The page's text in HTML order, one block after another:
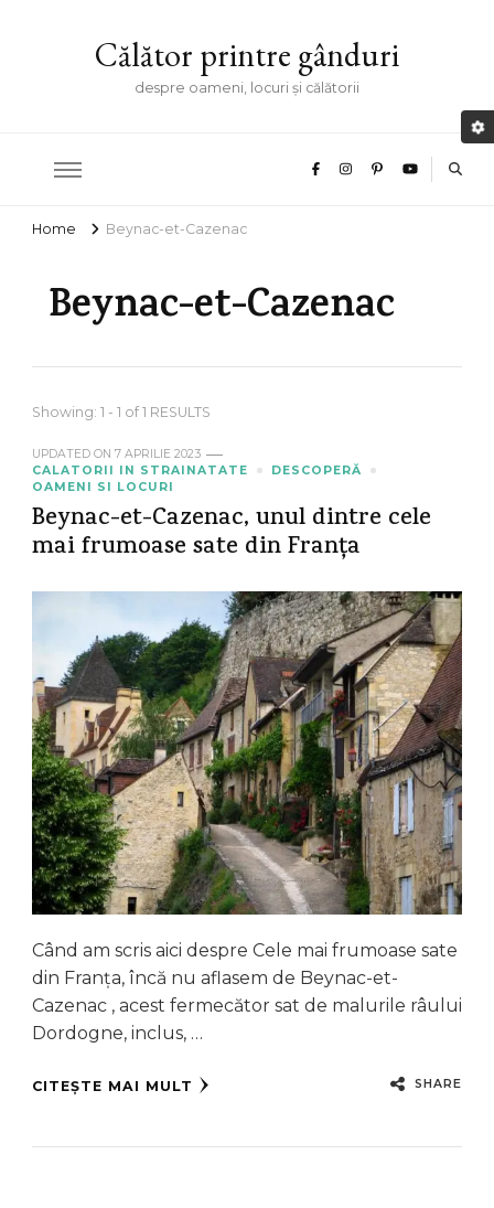
Călător printre gânduri
despre oameni, locuri și călătorii
Home Beynac-et-Cazenac
Beynac-et-Cazenac
Showing: 1 - 1 of 1 RESULTS
UPDATED ON 7 APRILIE 2023
CALATORII IN STRAINATATE
DESCOPERĂ
OAMENI SI LOCURI
Beynac-et-Cazenac, unul dintre cele
mai frumoase sate din Franța
Când am scris aici despre Cele mai frumoase sate
din Franța, încă nu aflasem de Beynac-et-
Cazenac , acest fermecător sat de malurile râului
Dordogne, inclus, …
CITEȘTE MAI MULT SHARE